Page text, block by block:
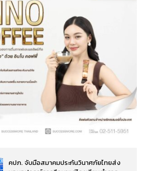
คปภ. จับมือสมาคมประกันวินาศภัยไทยส่ง